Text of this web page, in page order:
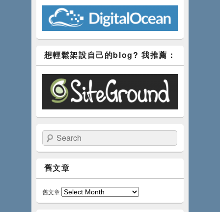
想輕鬆架設自己的blog? 我推薦：
Search
舊文章
舊文章